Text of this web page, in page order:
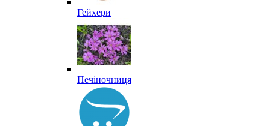
Гейхери
Печіночниця